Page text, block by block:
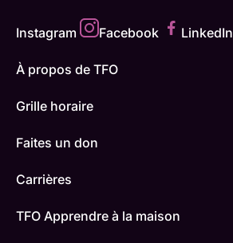
Instagram Facebook LinkedIn
À propos de TFO
Grille horaire
Faites un don
Carrières
TFO Apprendre à la maison